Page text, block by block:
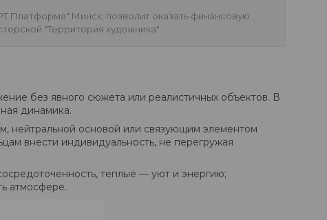
Платформа" Минск, позволит оказать финансовую
"Территория художника".
без явного сюжета или реалистичных объектов. В
динамика.
нейтральной основой или связующим элементом
внести индивидуальность, не перегружая
теплые — уют и энергию;
атмосфере.